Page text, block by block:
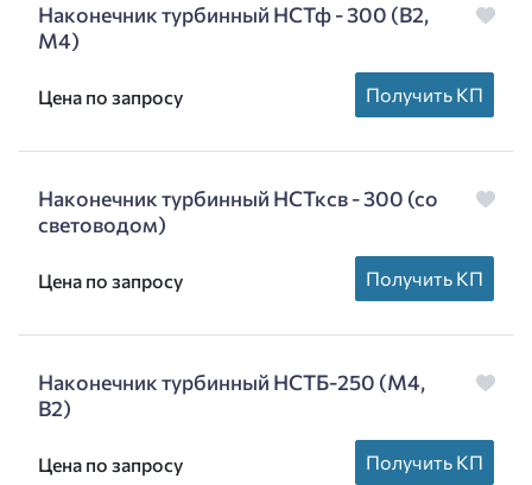
Наконечник турбинный НСТф - 300 (В2,
М4)
Цена по запросу Получить КП
Наконечник турбинный НСТксв - 300 (со
световодом)
Цена по запросу Получить КП
Наконечник турбинный НСТБ-250 (М4,
В2)
Цена по запросу Получить КП